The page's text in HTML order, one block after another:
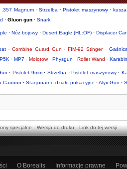
.357 Magnum·Strzelba ·Pistolet maszynowy· kusza
· Gluon gun · Snark
· Nóż bojowy · Desert Eagle (HL:OF) · Displacer
·Combine Guard Gun ·FIM-92 Stinger·
· MP7 · Mołotow· Physgun · Roller Wand ·
·Pistolet 9mm· Strzelba·Pistolet maszynowy·
Cannon · Stacjonarne działo pulsacyjne ·Alyx Gun ·
specjalne Wersja do druku Link do tej wersji
O Borealis Informacje prawne